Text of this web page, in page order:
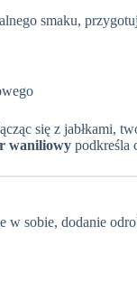
smaku,
się z jabłkami,
waniliowy podkreśla
w sobie, dodanie